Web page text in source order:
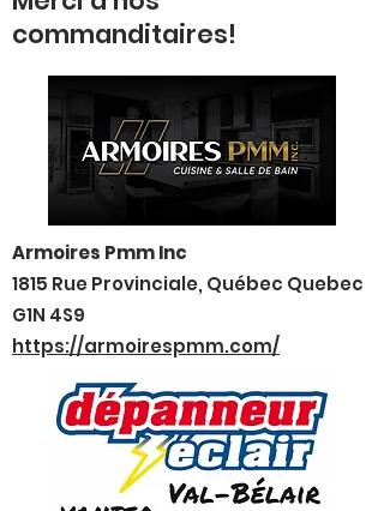
commanditaires!
Armoires Pmm Inc
1815 Rue Provinciale, Québec Quebec
G1N 4S9
https://armoirespmm.com/